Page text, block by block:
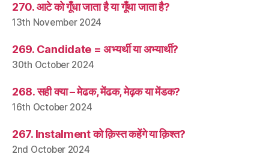
270. आटे को गूँधा जाता है या गूँथा जाता है?
13th November 2024
269. Candidate = अभ्यर्थी या अभ्यार्थी?
30th October 2024
268. सही क्या – मेढक, मेंढक, मेढ़क या मेंडक?
16th October 2024
267. Instalment को क़िस्त कहेंगे या क़िश्त?
2nd October 2024